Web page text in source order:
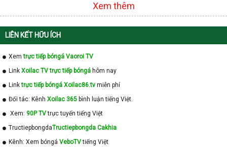
Xem thêm
LIÊN KẾT HỮU ÍCH
Xemtrực tiếp bóngá Vaoroi TV
Link Xoilac TV trực tiếp bóngá hôm nay
Linktrực tiếp bóngá Xoilac86.tv miễn phí
Đối tác: Kênh Xoilac 365 bình luận tiếng Việt.
Xem: 90P TVtrực tuyến tiếng Việt
TructiepbongdaTructiepbongda Cakhia
Kênh: Xem bóngá VeboTVtiếng Việt